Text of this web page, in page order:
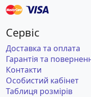
Сервіс
Доставка та оплата
Гарантія та
Контакти
Особистий кабінет
Таблиця розмірів